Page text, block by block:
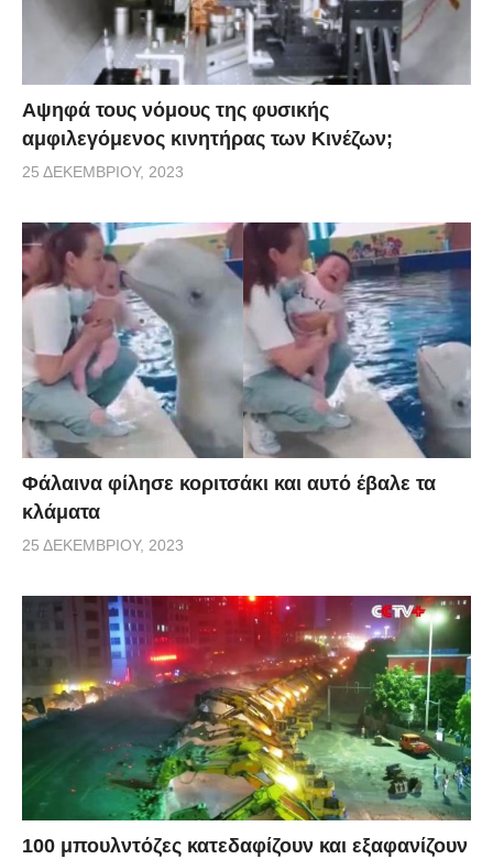
Αψηφά τους νόμους της φυσικής
αμφιλεγόμενος κινητήρας των Κινέζων;
25 ΔΕΚΕΜΒΡΊΟΥ, 2023
Φάλαινα φίλησε κοριτσάκι και αυτό έβαλε τα
κλάματα
25 ΔΕΚΕΜΒΡΊΟΥ, 2023
100 μπουλντόζες κατεδαφίζουν και εξαφανίζουν